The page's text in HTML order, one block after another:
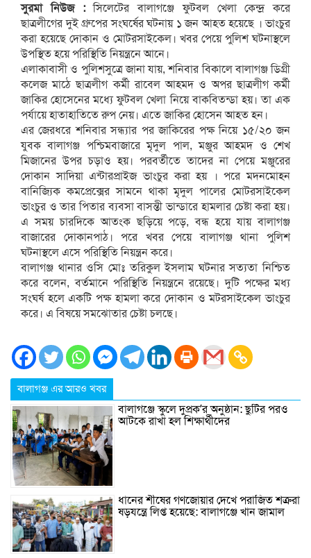
সুরমা নিউজ :সিলেটের বালাগঞ্জে ফুটবল খেলা কেন্দ্র করে
ছাত্রলীগের দুই গ্রুপের সংঘর্ষের ঘটনায় ১ জন আহত হয়েছে । ভাংচুর
করা হয়েছে দোকান ও মোটরসাইকেল। খবর পেয়ে পুলিশ ঘটনাস্থলে
উপস্থিত হয়ে পরিস্থিতি নিয়ন্ত্রনে আনে।
এলাকাবাসী ও পুলিশসুত্রে জানা যায়, শনিবার বিকালে বালাগঞ্জ ডিগ্রী
কলেজ মাঠে ছাত্রলীগ কর্মী রাবেল আহমদ ও অপর ছাত্রলীগ কর্মী
জাকির হোসেনের মধ্যে ফুটবল খেলা নিয়ে বাকবিতন্ডা হয়। তা এক
পর্যায়ে হাতাহাতিতে রুপ নেয়। এতে জাকির হোসেন আহত হন।
এর জেরধরে শনিবার সন্ধ্যার পর জাকিরের পক্ষ নিয়ে ১৫/২০ জন
যুবক বালাগঞ্জ পশ্চিমবাজারে মৃদুল পাল, মঞ্জুর আহমদ ও শেখ
মিজানের উপর চড়াও হয়। পরবর্তীতে তাদের না পেয়ে মঞ্জুরের
দোকান সাদিয়া এন্টারপ্রাইজ ভাংচুর করা হয় । পরে মদনমোহন
বানিজ্যিক কমপ্রেক্সের সামনে থাকা মৃদুল পালের মোটরসাইকেল
ভাংচুর ও তার পিতার ব্যবসা বাসন্তী ভান্ডারে হামলার চেষ্টা করা হয়।
এ সময় চারদিকে আতংক ছড়িয়ে পড়ে, বন্ধ হয়ে যায় বালাগঞ্জ
বাজারের দোকানপাঠ। পরে খবর পেয়ে বালাগঞ্জ থানা পুলিশ
ঘটনাস্থলে এসে পরিস্থিতি নিয়ন্ত্রন করে।
বালাগঞ্জ থানার ওসি মোঃ তরিকুল ইসলাম ঘটনার সত্যতা নিশ্চিত
করে বলেন, বর্তমানে পরিস্থিতি নিয়ন্ত্রনে রয়েছে। দুটি পক্ষের মধ্য
সংঘর্ষ হলে একটি পক্ষ হামলা করে দোকান ও মটরসাইকেল ভাংচুর
করে। এ বিষয়ে সমঝোতার চেষ্টা চলছে।
বালাগঞ্জ এর আরও খবর
বালাগঞ্জে স্কুলে দুপ্রক’র অনুষ্ঠান: ছুটির পরও
আটকে রাখা হল শিক্ষার্থীদের
ধানের শীষের গণজোয়ার দেখে পরাজিত শত্রুরা
ষড়যন্ত্রে লিপ্ত হয়েছে: বালাগঞ্জে খান জামাল